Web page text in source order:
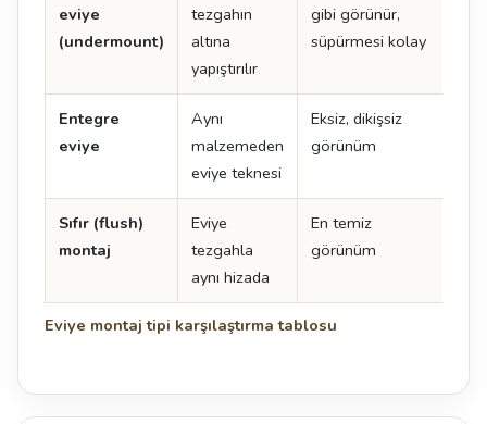
Eviye montaj tipi karşılaştırma tablosu
eviye
(undermount)
tezgahın
altına
yapıştırılır
gibi görünür,
süpürmesi kolay
Entegre
eviye
Aynı
malzemeden
eviye teknesi
Eksiz, dikişsiz
görünüm
Sıfır (flush)
montaj
Eviye
tezgahla
aynı hizada
En temiz
görünüm